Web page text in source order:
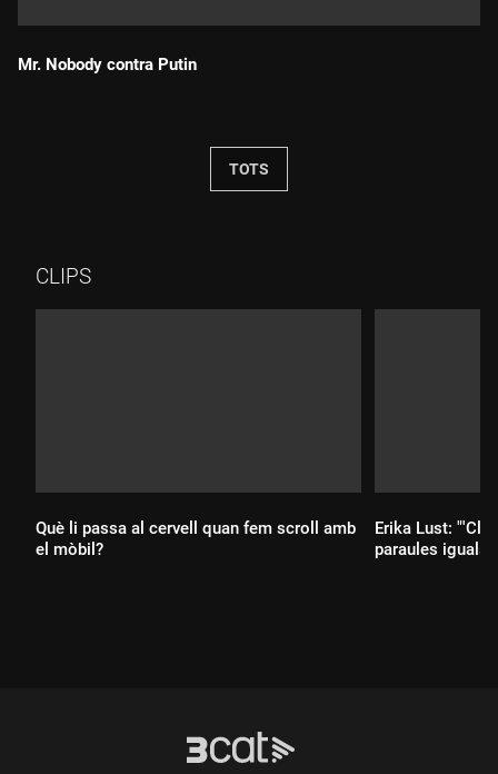
Mr. Nobody contra Putin
TOTS
CLIPS
Què li passa al cervell quan fem scroll amb
el mòbil?
Erika Lust:
paraules iguals